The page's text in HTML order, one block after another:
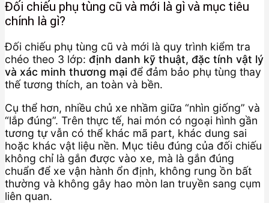
Đối chiếu phụ tùng cũ và mới là gì và mục tiêu
chính là gì?
Đối chiếu phụ tùng cũ và mới là quy trình kiểm tra
chéo theo 3 lớp: định danh kỹ thuật, đặc tính vật lý
và xác minh thương mại để đảm bảo phụ tùng thay
thế tương thích, an toàn và bền.
Cụ thể hơn, nhiều chủ xe nhầm giữa “nhìn giống” và
“lắp đúng”. Trên thực tế, hai món có ngoại hình gần
tương tự vẫn có thể khác mã part, khác dung sai
hoặc khác vật liệu nền. Mục tiêu đúng của đối chiếu
không chỉ là gắn được vào xe, mà là gắn đúng
chuẩn để xe vận hành ổn định, không rung ồn bất
thường và không gây hao mòn lan truyền sang cụm
liên quan.